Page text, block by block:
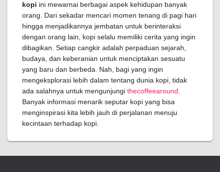
kopi ini mewarnai berbagai aspek kehidupan banyak
orang. Dari sekadar mencari momen tenang di pagi hari
hingga menjadikannya jembatan untuk berinteraksi
dengan orang lain, kopi selalu memiliki cerita yang ingin
dibagikan. Setiap cangkir adalah perpaduan sejarah,
budaya, dan keberanian untuk menciptakan sesuatu
yang baru dan berbeda. Nah, bagi yang ingin
mengeksplorasi lebih dalam tentang dunia kopi, tidak
ada salahnya untuk mengunjungi thecoffeearound
Banyak informasi menarik seputar kopi yang bisa
menginspirasi kita lebih jauh di perjalanan menuju
kecintaan terhadap kopi.